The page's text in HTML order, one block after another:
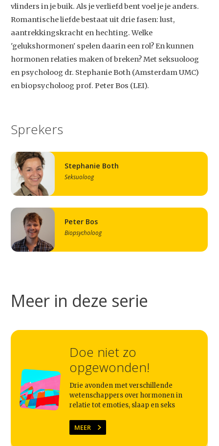
Studium Generale
Home
Agenda
Video
vlinders in je buik. Als je verliefd bent voel je je anders.
Romantische liefde bestaat uit drie fasen: lust,
aantrekkingskracht en hechting. Welke
'gelukshormonen' spelen daarin een rol? En kunnen
hormonen relaties maken of breken? Met seksuoloog
en psycholoog dr. Stephanie Both (Amsterdam UMC)
en biopsycholoog prof. Peter Bos (LEI).
Sprekers
Stephanie Both
Seksuoloog
Peter Bos
Biopsycholoog
Meer in deze serie
Doe niet zo
opgewonden!
Drie avonden met verschillende
wetenschappers over hormonen in
relatie tot emoties, slaap en seks
MEER